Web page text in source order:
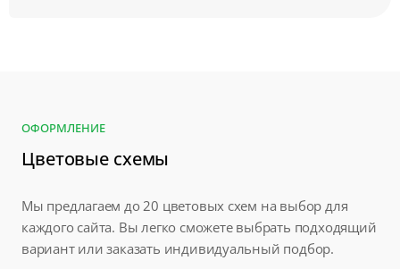
ОФОРМЛЕНИЕ
Цветовые схемы
Мы предлагаем до 20 цветовых схем на выбор для
каждого сайта. Вы легко сможете выбрать подходящий
вариант или заказать индивидуальный подбор.